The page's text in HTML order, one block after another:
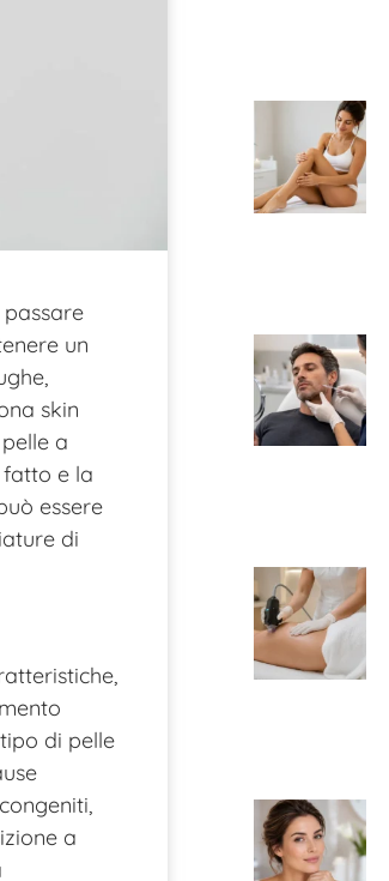
un
skin
a
fatto e la
essere
di
di pelle
a